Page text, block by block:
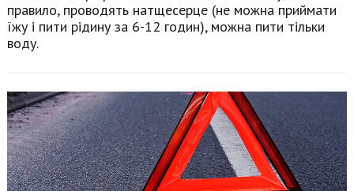
правило, проводять натщесерце (не можна приймати
їжу і пити рідину за 6-12 годин), можна пити тільки
воду.